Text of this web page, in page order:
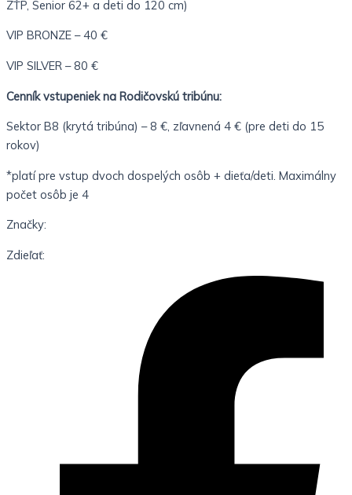
ZŤP, Senior 62+ a deti do 120 cm)
VIP BRONZE – 40 €
VIP SILVER – 80 €
Cenník vstupeniek na Rodičovskú tribúnu:
Sektor B8 (krytá tribúna) – 8 €, zľavnená 4 € (pre deti do 15
rokov)
*platí pre vstup dvoch dospelých osôb + dieťa/deti. Maximálny
počet osôb je 4
Značky:
Zdieľať: